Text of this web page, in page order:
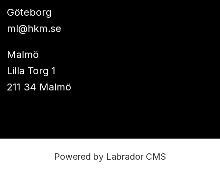
Göteborg
ml@hkm.se
Malmö
Lilla Torg 1
211 34 Malmö
Powered by Labrador CMS